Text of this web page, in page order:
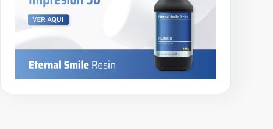
a
s
a
$
3
0